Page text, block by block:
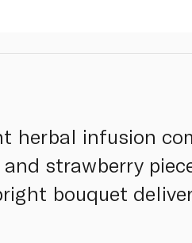
herbal infusion
and strawberry
bouquet